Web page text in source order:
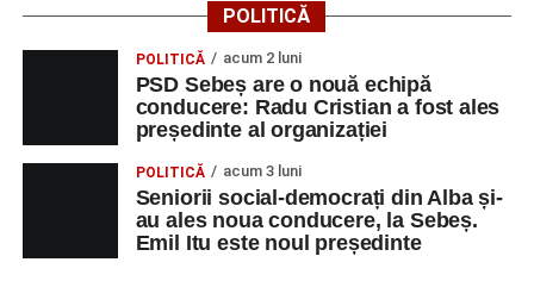
Vlad Dordea.
Piața Primăriei
Orele 17.00–20.00– Punct oficial de înscrieri și informații
SÂMBĂTĂ, 22 AUGUST 2026
POLITICĂ
POLITICĂ acum 2 luni
PSD Sebeș are o nouă echipă
conducere: Radu Cristian a fost ales
președinte al organizației
POLITICĂ acum 3 luni
Seniorii social-democrați din Alba și-
au ales noua conducere, la Sebeș.
Emil Itu este noul președinte